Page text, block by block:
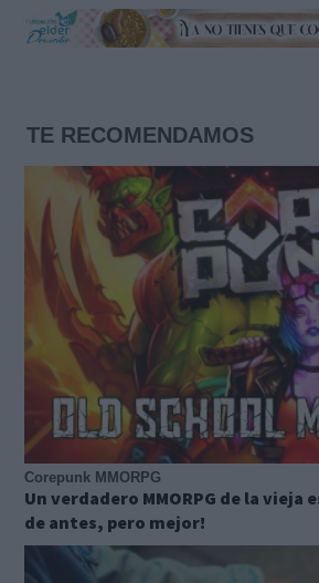
TE RECOMENDAMOS
Corepunk MMORPG
Un verdadero MMORPG de la vieja
de antes, pero mejor!